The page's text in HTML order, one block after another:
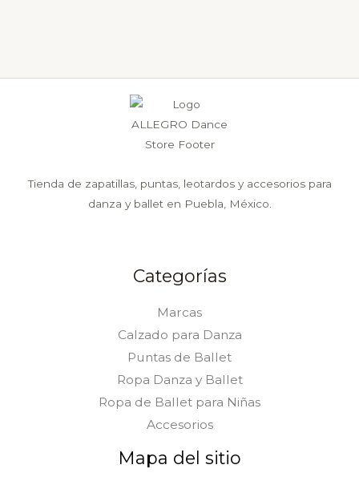
de
de
Tienda de zapatillas, puntas, leotardos y accesorios para
danza y ballet en Puebla, México.
Categorías
Marcas
Calzado para Danza
Puntas de Ballet
Ropa Danza y Ballet
Ropa de Ballet para Niñas
Accesorios
Mapa del sitio